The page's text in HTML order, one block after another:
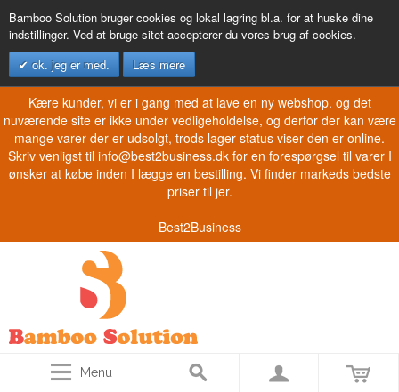
Bamboo Solution bruger cookies og lokal lagring bl.a. for at huske dine
indstillinger. Ved at bruge sitet accepterer du vores brug af cookies.
ok. jeg er med.
Læs mere
Kære kunder, vi er i gang med at lave en ny webshop. og det
nuværende site er ikke under vedligeholdelse, og derfor der kan være
mange varer der er udsolgt, trods lager status viser den er online.
Skriv venligst til info@best2business.dk for en forespørgsel til varer I
ønsker at købe inden I lægge en bestilling. Vi finder markeds bedste
priser til jer.
Best2Business
Menu